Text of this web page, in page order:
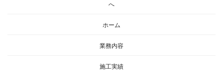
へ
ホーム
業務内容
施工実績